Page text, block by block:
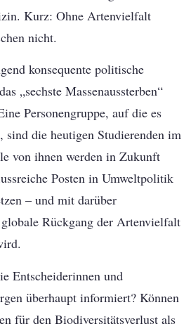
Kurz: Ohne Artenvielfalt
nicht.
konsequente politische
„sechste Massenaussterben“
Personengruppe, auf die es
sind die heutigen Studierenden im
von ihnen werden in Zukunft
Posten in Umweltpolitik
– und mit darüber
Rückgang der Artenvielfalt
Entscheiderinnen und
überhaupt informiert? Können
für den Biodiversitätsverlust als